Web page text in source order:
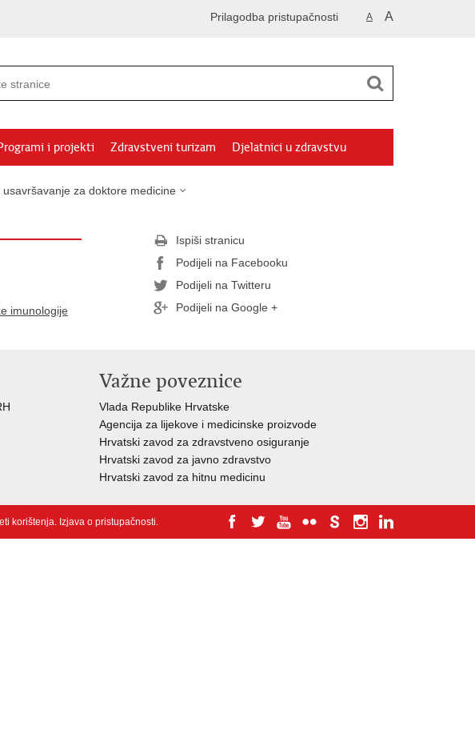
A A
Prilagodba pristupačnosti
i projekti Zdravstveni turizam Djelatnici u zdravstvu
usavršavanje za doktore medicine
imunologije
Ispiši stranicu
Podijeli na Facebooku
Podijeli na Twitteru
Podijeli na Google +
Važne poveznice
Vlada Republike Hrvatske
Agencija za lijekove i medicinske proizvode
Hrvatski zavod za zdravstveno osiguranje
Hrvatski zavod za javno zdravstvo
Hrvatski zavod za hitnu medicinu
korištenja. Izjava o pristupačnosti.